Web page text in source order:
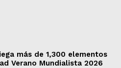
más de 1,300 elementos
Verano Mundialista 2026